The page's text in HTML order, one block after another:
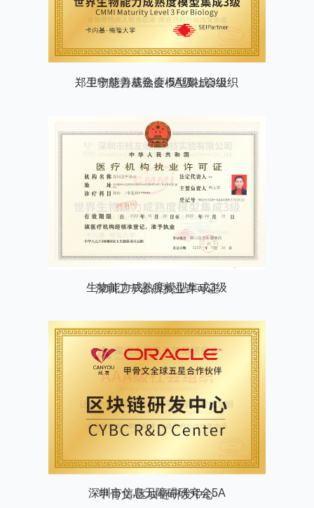
生物能力成熟度模型集成3级
深圳卫宁诊所执业许可证
甲骨文-区块链研发中心